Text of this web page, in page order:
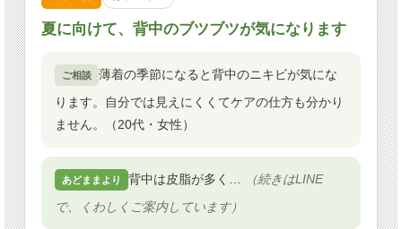
夏に向けて、背中のブツブツが気になります
ご相談
薄着の季節になると背中のニキビが気にな
ります。自分では見えにくくてケアの仕方も分かり
ません。（20代・女性）
あどままより 背中は皮脂が多く…
（続きはLINE
で、くわしくご案内しています）